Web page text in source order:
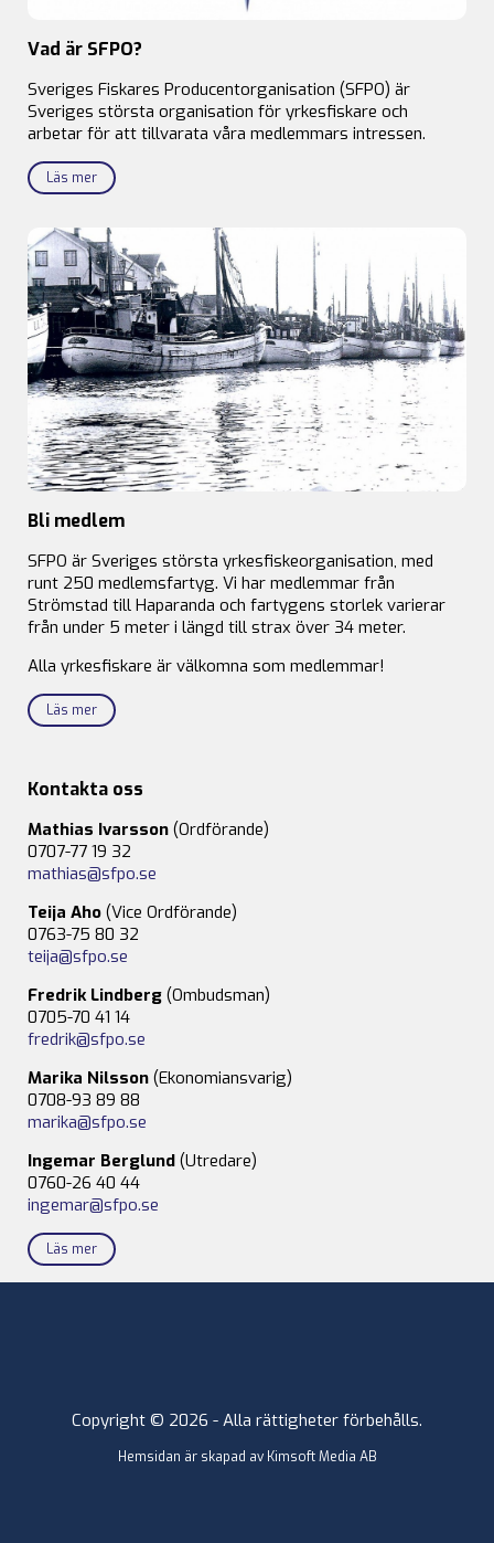
Vad är SFPO?
Sveriges Fiskares Producentorganisation (SFPO) är
Sveriges största organisation för yrkesfiskare och
arbetar för att tillvarata våra medlemmars intressen.
Läs mer
Bli medlem
SFPO är Sveriges största yrkesfiskeorganisation, med
runt 250 medlemsfartyg. Vi har medlemmar från
Strömstad till Haparanda och fartygens storlek varierar
från under 5 meter i längd till strax över 34 meter.
Alla yrkesfiskare är välkomna som medlemmar!
Läs mer
Kontakta oss
Mathias Ivarsson (Ordförande)
0707-77 19 32
mathias@sfpo.se
Teija Aho (Vice Ordförande)
0763-75 80 32
teija@sfpo.se
Fredrik Lindberg (Ombudsman)
0705-70 41 14
fredrik@sfpo.se
Marika Nilsson (Ekonomiansvarig)
0708-93 89 88
marika@sfpo.se
Ingemar Berglund (Utredare)
0760-26 40 44
ingemar@sfpo.se
Läs mer
Copyright © 2026 - Alla rättigheter förbehålls.
Hemsidan är skapad av Kimsoft Media AB